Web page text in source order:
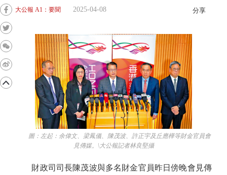
大公報 A1：要聞 2025-04-08 分享
圖：左起：余偉文、梁鳳儀、陳茂波、許正宇及丘應樺等財金官員會
見傳媒。\大公報記者林良堅攝
財政司司長陳茂波與多名財金官員昨日傍晚會見傳